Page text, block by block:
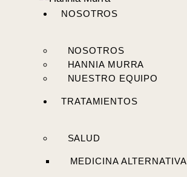
NOSOTROS
NOSOTROS
HANNIA MURRA
NUESTRO EQUIPO
TRATAMIENTOS
SALUD
MEDICINA ALTERNATIVA